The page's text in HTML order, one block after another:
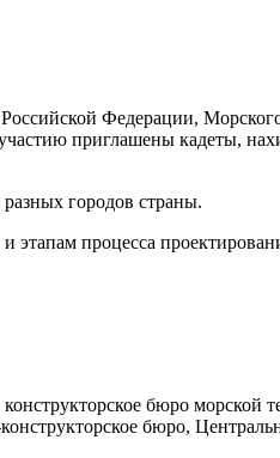
Федерации,
приглашены кадеты,
городов страны.
этапам процесса
бюро морской
бюро,